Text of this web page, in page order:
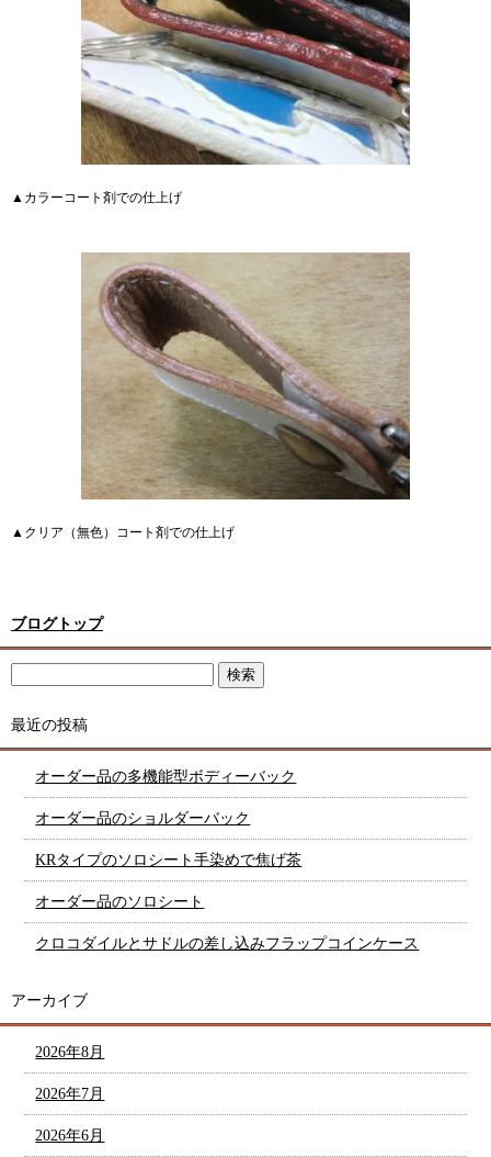
▲カラーコート剤での仕上げ
▲クリア（無色）コート剤での仕上げ
ブログトップ
最近の投稿
オーダー品の多機能型ボディーバック
オーダー品のショルダーバック
KRタイプのソロシート手染めで焦げ茶
オーダー品のソロシート
クロコダイルとサドルの差し込みフラップコインケース
アーカイブ
2026年8月
2026年7月
2026年6月